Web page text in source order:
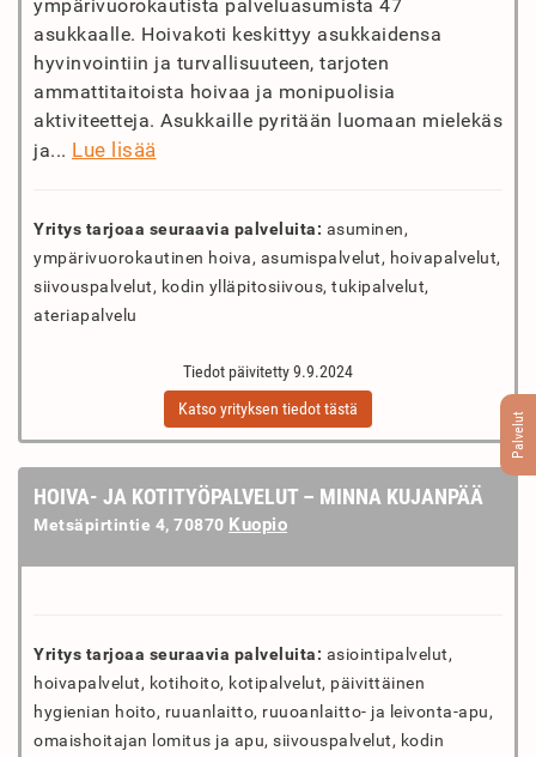
Palvelut
ympärivuorokautista palveluasumista 47
asukkaalle. Hoivakoti keskittyy asukkaidensa
hyvinvointiin ja turvallisuuteen, tarjoten
ammattitaitoista hoivaa ja monipuolisia
aktiviteetteja. Asukkaille pyritään luomaan mielekäs
ja... Lue lisää
Yritys tarjoaa seuraavia palveluita: asuminen,
ympärivuorokautinen hoiva, asumispalvelut, hoivapalvelut,
siivouspalvelut, kodin ylläpitosiivous, tukipalvelut,
ateriapalvelu
Tiedot päivitetty 9.9.2024
Katso yrityksen tiedot tästä
HOIVA- JA KOTITYÖPALVELUT – MINNA KUJANPÄÄ
Metsäpirtintie 4, 70870 Kuopio
Yritys tarjoaa seuraavia palveluita: asiointipalvelut,
hoivapalvelut, kotihoito, kotipalvelut, päivittäinen
hygienian hoito, ruuanlaitto, ruuoanlaitto- ja leivonta-apu,
omaishoitajan lomitus ja apu, siivouspalvelut, kodin